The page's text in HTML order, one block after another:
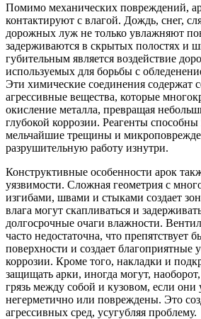
Помимо механических повреждений,
контактируют с влагой. Дождь, снег,
дорожных луж не только увлажняют
задерживаются в скрытых полостях и
губительным является воздействие
используемых для борьбы с
Эти химические соединения содержат
агрессивные вещества, которые
окисление металла, превращая
глубокой коррозии. Реагенты способны
мельчайшие трещины и
разрушительную работу изнутри.
Конструктивные особенности арок
уязвимости. Сложная геометрия с
изгибами, швами и стыками создает
влага могут скапливаться и
долгосрочные очаги влажности.
часто недостаточна, что
поверхности и создает благоприятные
коррозии. Кроме того, накладки и
защищать арки, иногда могут,
грязь между собой и кузовом, если они
негерметично или повреждены. Это
агрессивных сред, усугубляя проблему.